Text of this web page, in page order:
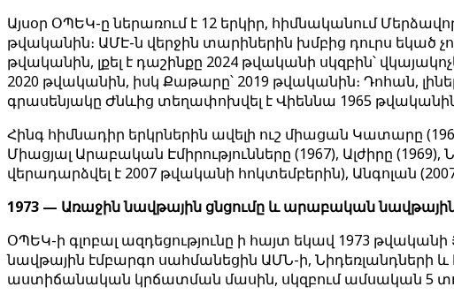
Այսօր ՕՊԵԿ-ը ներառում է 12 երկիր, հիմնականում
թվականին։ ԱՄԷ-ն վերջին տարիներին խմբից դուրս եկած
թվականին, լքել է դաշինքը 2024 թվականի սկզբին՝
2020 թվականին, իսկ Քաթարը՝ 2019 թվականին։ Դոհան,
գրասենյակը Ժնևից տեղափոխվել է Վիեննա 1965
Հինգ հիմնադիր երկրներին ավելի ուշ միացան Կատարը
Միացյալ Արաբական Էմիրությունները (1967), Ալժիրը
վերադարձվել է 2007 թվականի հոկտեմբերին), Անգոլան
1973 — Առաջին նավթային ցնցումը և արաբական
ՕՊԵԿ-ի գլոբալ ազդեցությունը ի հայտ եկավ 1973
նավթային էմբարգո սահմանեցին ԱՄՆ-ի, Նիդեռլանդների
աստիճանական կրճատման մասին, սկզբում ամսական 5